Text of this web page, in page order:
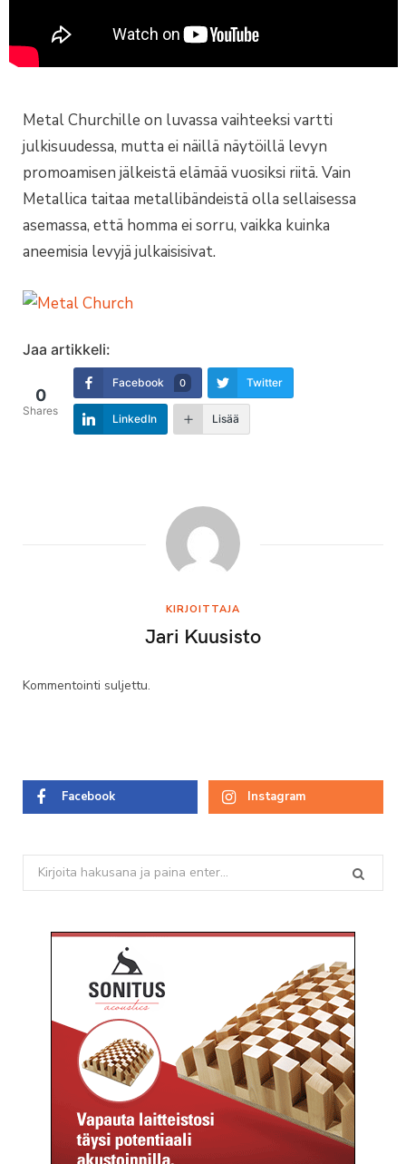
Metal Churchille on luvassa vaihteeksi vartti
julkisuudessa, mutta ei näillä näytöillä levyn
promoamisen jälkeistä elämää vuosiksi riitä. Vain
Metallica taitaa metallibändeistä olla sellaisessa
asemassa, että homma ei sorru, vaikka kuinka
aneemisia levyjä julkaisisivat.
Jaa artikkeli:
0
Shares
Facebook 0 Twitter
LinkedIn Lisää
KIRJOITTAJA
Jari Kuusisto
Kommentointi suljettu.
Facebook Instagram
Search
for: